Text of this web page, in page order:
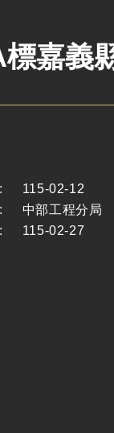
嘉義
:
115-02-12
:
中部工程分局
: 115-02-27